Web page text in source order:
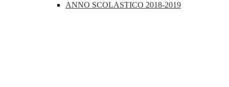
ANNO SCOLASTICO 2018-2019